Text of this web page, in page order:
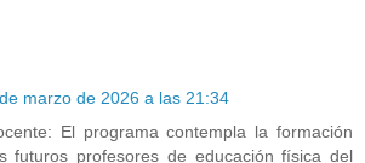
marzo de 2026 a las 21:34
El programa contempla la formación
futuros profesores de educación física del